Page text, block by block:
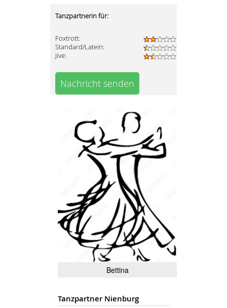
Tanzpartnerin für:
Foxtrott:
Standard/Latein:
Jive:
Nachricht senden
Bettina
Tanzpartner Nienburg